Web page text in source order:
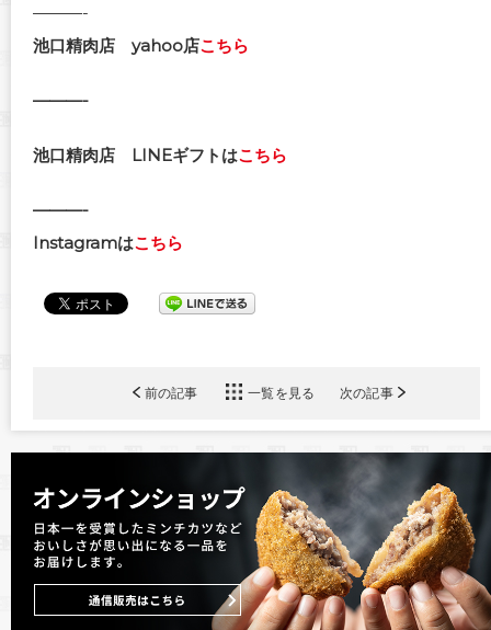
———-
池口精肉店 yahoo店こちら
———-
池口精肉店 LINEギフトはこちら
———-
Instagramはこちら
前の記事 一覧を見る 次の記事